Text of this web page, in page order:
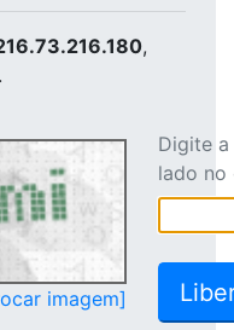
,
imagem]
Digite
lado no